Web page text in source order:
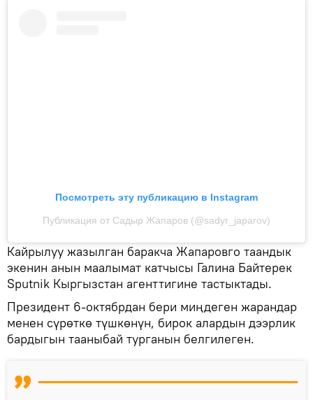
Посмотреть эту публикацию в Instagram
Публикация от Садыр Жапаров (@sadyr_japarov)
Кайрылуу жазылган баракча Жапаровго таандык
экенин анын маалымат катчысы Галина Байтерек
Sputnik Кыргызстан агенттигине тастыктады.
Президент 6-октябрдан бери миңдеген жарандар
менен сүрөткө түшкөнүн, бирок алардын дээрлик
бардыгын тааныбай турганын белгилеген.